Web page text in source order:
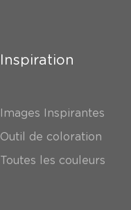
Inspiration
Images Inspirantes
Outil de coloration
Toutes les couleurs